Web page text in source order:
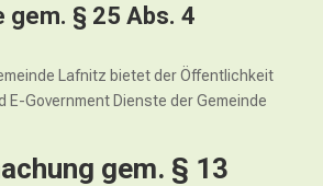
gem. § 25 Abs. 4
Lafnitz bietet der Öffentlichkeit
E-Government Dienste der Gemeinde
gem. § 13